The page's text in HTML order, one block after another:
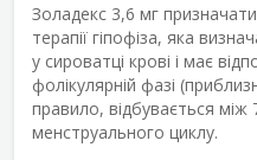
Золадекс 3,6 мг призначати
терапії гіпофіза, яка
у сироватці крові і має
фолікулярній фазі
правило, відбувається
менструального циклу.